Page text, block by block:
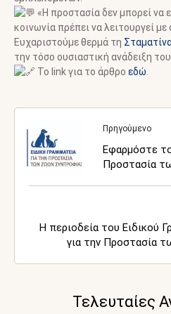
«Η προστασία δεν μπορεί να
κοινωνία πρέπει να λειτουργεί με
Ευχαριστούμε θερμά τη
την τόσο ουσιαστική ανάδειξη
To link για το άρθρο εδώ
Πρηγούμενο
Εφαρμόστε
Προστασία
Η περιοδεία του Ειδικού
για την Προστασία
Τελευταίες